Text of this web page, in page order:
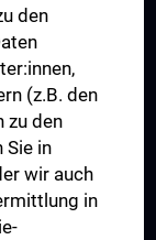
den
(z.B. den
zu den
Sie in
wir auch
in